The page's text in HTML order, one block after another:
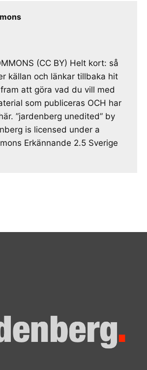
(CC BY) Helt kort: så
källan och länkar tillbaka hit
att göra vad du vill med
som publiceras OCH har
”jardenberg unedited” by
is licensed under a
Erkännande 2.5 Sverige